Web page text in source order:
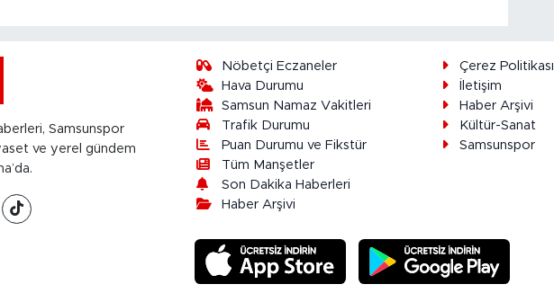
Samsunspor
ve yerel gündem
Nöbetçi Eczaneler
Hava Durumu
Samsun Namaz Vakitleri
Trafik Durumu
Puan Durumu ve Fikstür
Tüm Manşetler
Son Dakika Haberleri
Haber Arşivi
Çerez Politikası
İletişim
Haber Arşivi
Kültür-Sanat
Samsunspor